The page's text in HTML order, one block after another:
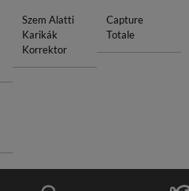
Szem Alatti
Karikák
Korrektor
Capture
Totale